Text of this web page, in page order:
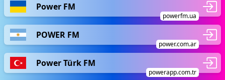
Power FM
powerfm.ua
POWER FM
power.com.ar
Power Türk FM
powerapp.com.tr